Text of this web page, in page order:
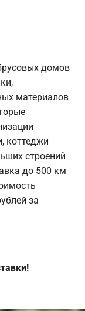
домов
материалов
коттеджи
строений
до 500 км
за